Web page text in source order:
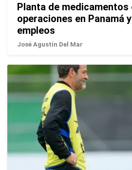
Planta de medicamentos
operaciones en Panamá
empleos
José Agustín Del Mar